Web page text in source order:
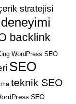
stratejisi
deneyimi
backlink
WordPress SEO
SEO
teknik SEO
SEO